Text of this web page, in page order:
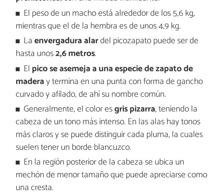
El peso de un macho está alrededor de los 5,6 kg,
mientras que el de la hembra es de unos 4,9 kg.
Laenvergadura alardel picozapato puede ser de
hasta unos2,6 metros.
El pico se asemeja a una especie de zapato de
maderay termina en una punta con forma de gancho
curvado y afilado, de ahí su nombre común.
Generalmente, el color esgris pizarra, teniendo la
cabeza de un tono más intenso. En las alas hay tonos
más claros y se puede distinguir cada pluma, la cuales
suelen tener un borde blancuzco.
En la región posterior de la cabeza se ubica un
mechón de menor tamaño que puede apreciarse como
una cresta.